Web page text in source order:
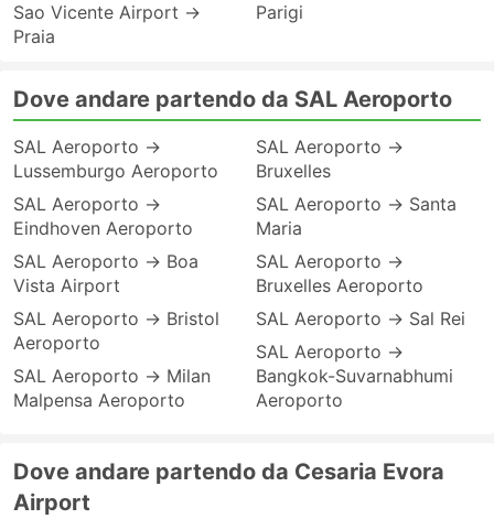
Sao Vicente Airport →
Praia
Parigi
Dove andare partendo da SAL Aeroporto
SAL Aeroporto →
Lussemburgo Aeroporto
SAL Aeroporto →
Eindhoven Aeroporto
SAL Aeroporto → Boa
Vista Airport
SAL Aeroporto → Bristol
Aeroporto
SAL Aeroporto → Milan
Malpensa Aeroporto
SAL Aeroporto →
Bruxelles
SAL Aeroporto → Santa
Maria
SAL Aeroporto →
Bruxelles Aeroporto
SAL Aeroporto → Sal Rei
SAL Aeroporto →
Bangkok-Suvarnabhumi
Aeroporto
Dove andare partendo da Cesaria Evora
Airport